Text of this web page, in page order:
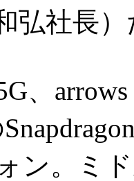
弘社長
、
ン。ミ